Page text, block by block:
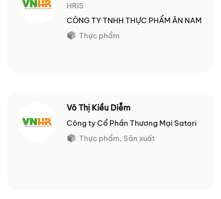
HRIS
CÔNG TY TNHH THỰC PHẨM ÂN NAM
Thực phẩm
Võ Thị Kiều Diễm
Công ty Cổ Phần Thương Mại Satori
Thực phẩm, Sản xuất